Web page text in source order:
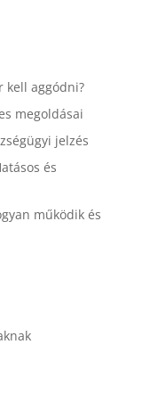
kell aggódni?
megoldásai
jelzés
és
működik és